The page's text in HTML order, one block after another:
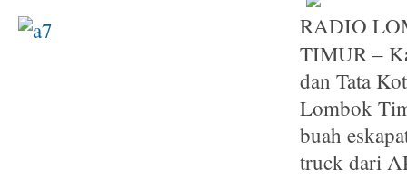
RADIO
TIMUR –
dan Tata
Lombok
buah
truck dari